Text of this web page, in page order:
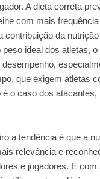
A dieta correta
com mais
contribuição da
ideal dos atletas,
desempenho,
que exigem atletas
o caso dos atacantes,
a tendência é que a
relevância e
e jogadores. E com